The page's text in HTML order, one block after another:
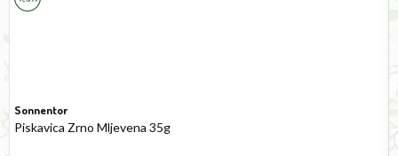
Sonnentor
Piskavica Zrno Mljevena 35g